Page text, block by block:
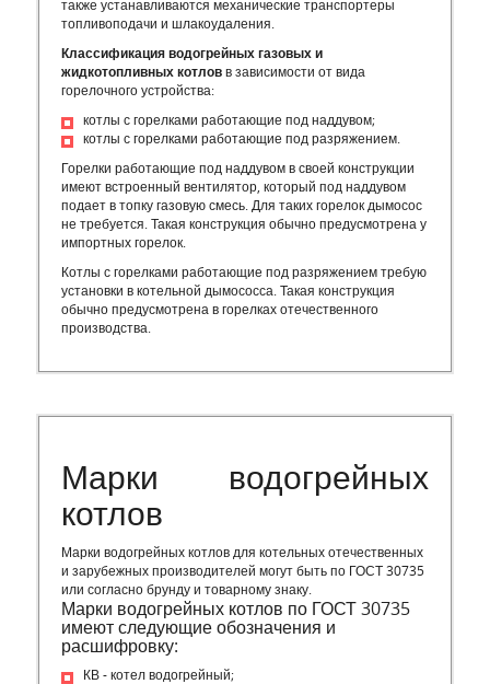
также устанавливаются механические транспортеры
топливоподачи и шлакоудаления.
Классификация водогрейных газовых и
жидкотопливных котлов в зависимости от вида
горелочного устройства:
котлы с горелками работающие под наддувом;
котлы с горелками работающие под разряжением.
Горелки работающие под наддувом в своей конструкции
имеют встроенный вентилятор, который под наддувом
подает в топку газовую смесь. Для таких горелок дымосос
не требуется. Такая конструкция обычно предусмотрена у
импортных горелок.
Котлы с горелками работающие под разряжением требую
установки в котельной дымососса. Такая конструкция
обычно предусмотрена в горелках отечественного
производства.
Марки водогрейных
котлов
Марки водогрейных котлов для котельных отечественных
и зарубежных производителей могут быть по ГОСТ 30735
или согласно брунду и товарному знаку.
Марки водогрейных котлов по ГОСТ 30735
имеют следующие обозначения и
расшифровку:
КВ - котел водогрейный;